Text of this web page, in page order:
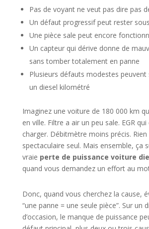
Pas de voyant ne veut pas dire pas
Un défaut progressif peut rester
Une pièce sale peut encore
Un capteur qui dérive donne de
sans tomber totalement en panne
Plusieurs défauts modestes peuvent
un diesel kilométré
Imaginez une voiture de 180 000 km
en ville. Filtre a air un peu sale. EGR
charger. Débitmètre moins précis. Rien
spectaculaire seul. Mais ensemble, ça
vraie perte de puissance voiture
quand vous demandez un effort au
Donc, quand vous cherchez la cause,
“une panne = une seule pièce”. Sur un
d’occasion, le manque de puissance